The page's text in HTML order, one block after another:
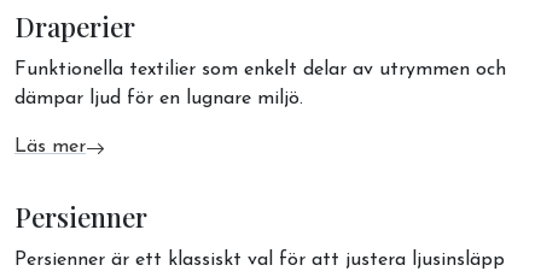
Draperier
Funktionella textilier som enkelt delar av utrymmen och
dämpar ljud för en lugnare miljö.
Läs mer
om Draperier
Persienner
Persienner är ett klassiskt val för att justera ljusinsläpp